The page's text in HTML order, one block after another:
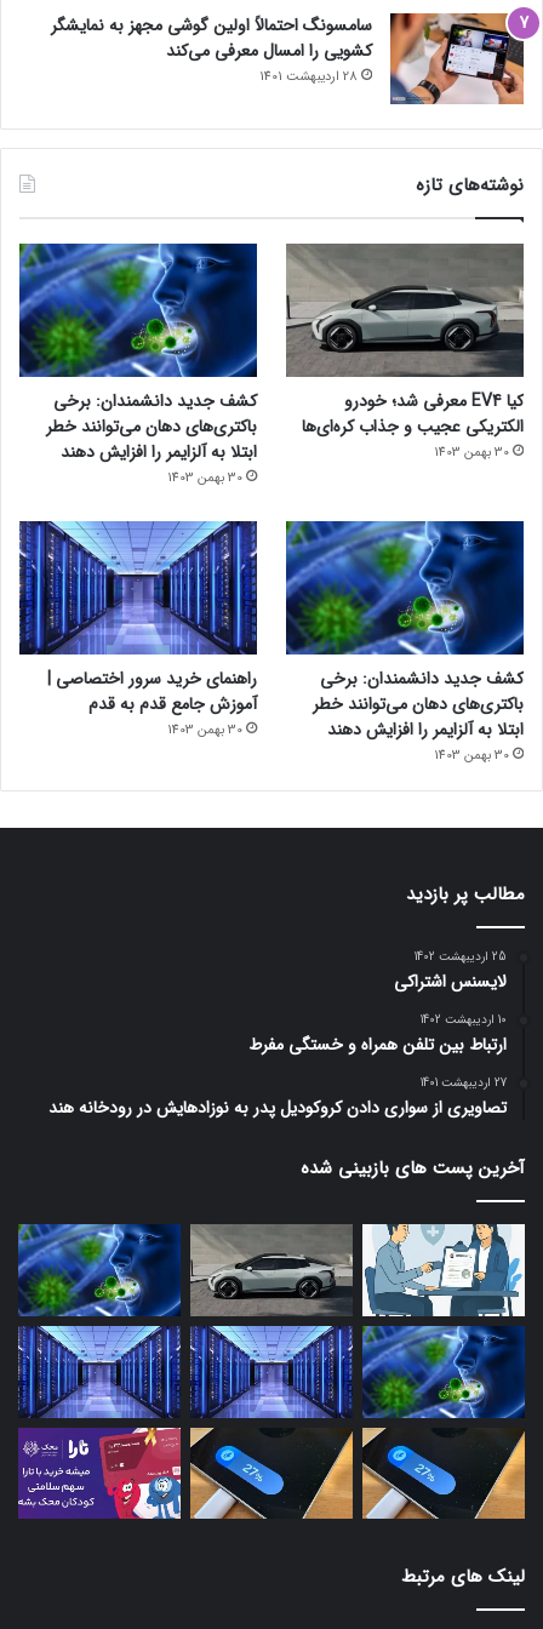
سامسونگ احتمالاً اولین گوشی مجهز به نمایشگر
کشویی را امسال معرفی می‌کند
28 اردیبهشت 1401
نوشته‌های تازه
کیا EV4 معرفی شد؛ خودرو
الکتریکی عجیب و جذاب کره‌ای‌ها
30 بهمن 1403
کشف جدید دانشمندان: برخی
باکتری‌های دهان می‌توانند خطر
ابتلا به آلزایمر را افزایش دهند
30 بهمن 1403
کشف جدید دانشمندان: برخی
باکتری‌های دهان می‌توانند خطر
ابتلا به آلزایمر را افزایش دهند
30 بهمن 1403
راهنمای خرید سرور اختصاصی |
آموزش جامع قدم به قدم
30 بهمن 1403
مطالب پر بازدید
25 اردیبهشت 1402
لایسنس اشتراکی
10 اردیبهشت 1402
ارتباط بین تلفن همراه و خستگی مفرط
27 اردیبهشت 1401
تصاویری از سواری دادن کروکودیل پدر به نوزادهایش در رودخانه هند
آخرین پست های بازبینی شده
لینک های مرتبط